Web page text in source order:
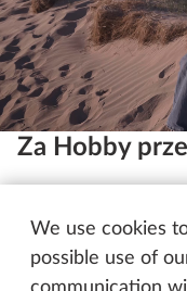
We use cookies
possible use of
Za Hobby
serwisowa i
powodów, dla
dowiedzieć się